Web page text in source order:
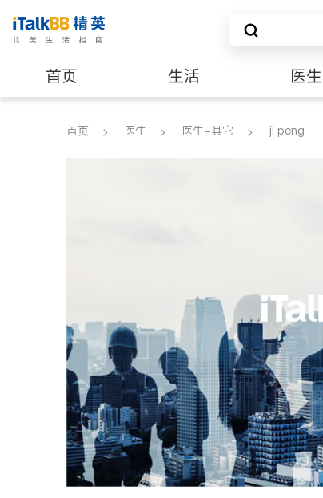
首页 生活 医生
养老 非盈利组织
首页 医生 医生-其它 ji peng